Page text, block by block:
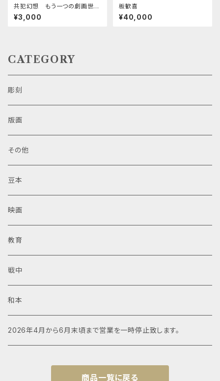
共犯幻想 もう一つの劇画世
界 上・中・下巻
¥3,000
板歓喜
¥40,000
CATEGORY
彫刻
版画
その他
豆本
映画
教育
戦中
和本
2026年4月から6月末頃まで営業を一時停止致します。
商品一覧に戻る